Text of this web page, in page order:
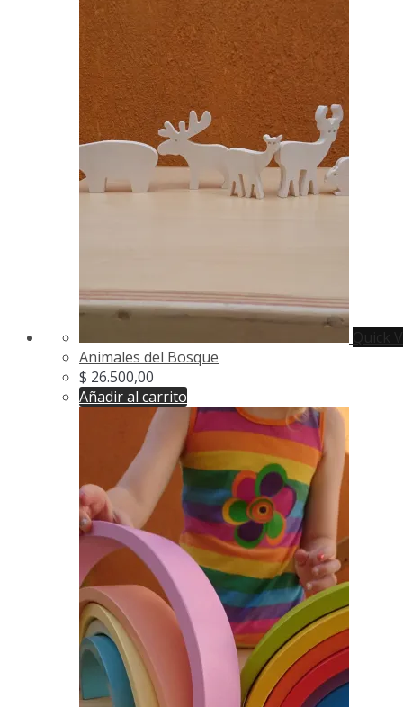
Animales del Bosque
$ 26.500,00
Añadir al carrito